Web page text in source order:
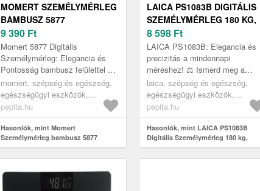
MOMERT SZEMÉLYMÉRLEG
BAMBUSZ 5877
9 390 Ft
Momert 5877 Digitális
Személymérleg: Elegancia és
Pontosság bambusz felülettel ✨
Ez a Momert 5877 digitális
személymérleg tökéletes
választás azokn...
momert, szépség és egészség,
egészségügyi eszközök,
testelemző készülékek,
pepita.hu
Hasonlók, mint Momert
Személymérleg bambusz 5877
LAICA PS1083B DIGITÁLIS
SZEMÉLYMÉRLEG 180 KG,
MEDITERÁN KÉK
8 598 Ft
LAICA PS1083B: Elegancia és
precizitás a mindennapi
méréshez! ⚖️ Ismerd meg a
LAICA PS1083B Digitális
Személymérleget, amely ötvözi a
modern olasz ...
laica, szépség és egészség,
egészségügyi eszközök,
testelemző készülékek,
pepita.hu
Hasonlók, mint LAICA PS1083B
Digitális Személymérleg 180 kg,
Mediterán kék